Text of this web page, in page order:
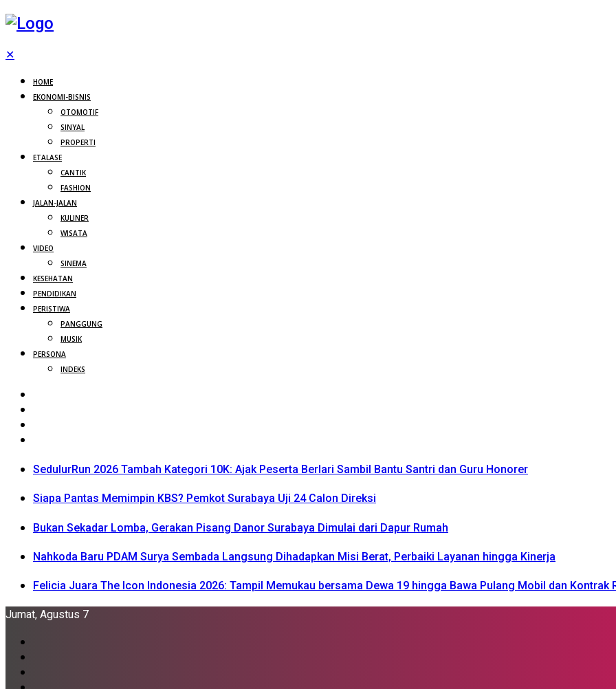
✕
HOME
EKONOMI-BISNIS
OTOMOTIF
SINYAL
PROPERTI
ETALASE
CANTIK
FASHION
JALAN-JALAN
KULINER
WISATA
VIDEO
SINEMA
KESEHATAN
PENDIDIKAN
PERISTIWA
PANGGUNG
MUSIK
PERSONA
INDEKS
SedulurRun 2026 Tambah Kategori 10K: Ajak Peserta Berlari Sambil Bantu Santri dan Guru Honorer
Siapa Pantas Memimpin KBS? Pemkot Surabaya Uji 24 Calon Direksi
Bukan Sekadar Lomba, Gerakan Pisang Danor Surabaya Dimulai dari Dapur Rumah
Nahkoda Baru PDAM Surya Sembada Langsung Dihadapkan Misi Berat, Perbaiki Layanan hingga Kinerja
Felicia Juara The Icon Indonesia 2026: Tampil Memukau bersama Dewa 19 hingga Bawa Pulang Mobil dan Kontrak
Jumat, Agustus 7